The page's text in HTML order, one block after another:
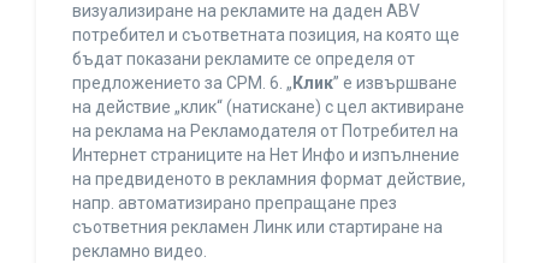
визуализиране на рекламите на даден ABV
потребител и съответната позиция, на която ще
бъдат показани рекламите се определя от
предложението за CPM. 6. „ Клик” е извършване
на действие „клик“ (натискане) с цел активиране
на реклама на Рекламодателя от Потребител на
Интернет страниците на Нет Инфо и изпълнение
на предвиденото в рекламния формат действие,
напр. автоматизирано препращане през
съответния рекламен Линк или стартиране на
рекламно видео.